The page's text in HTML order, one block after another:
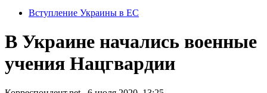
Вступление Украины в ЕС
В Украине начались военные
учения Нацгвардии